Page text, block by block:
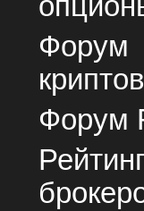
Форум
Форум